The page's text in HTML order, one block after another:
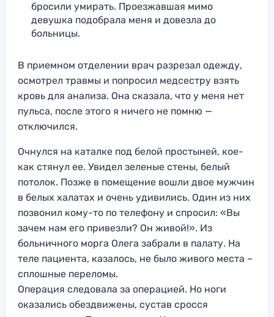
бросили умирать. Проезжавшая мимо
девушка подобрала меня и довезла до
больницы.
В приемном отделении врач разрезал одежду,
осмотрел травмы и попросил медсестру взять
кровь для анализа. Она сказала, что у меня нет
пульса, после этого я ничего не помню —
отключился.
Очнулся на каталке под белой простыней, кое-
как стянул ее. Увидел зеленые стены, белый
потолок. Позже в помещение вошли двое мужчин
в белых халатах и очень удивились. Один из них
позвонил кому-то по телефону и спросил: «Вы
зачем нам его привезли? Он живой!». Из
больничного морга Олега забрали в палату. На
теле пациента, казалось, не было живого места –
сплошные переломы.
Операция следовала за операцией. Но ноги
оказались обездвижены, сустав сросся